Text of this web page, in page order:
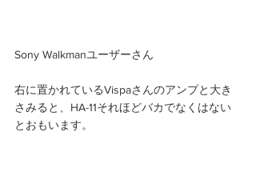
Sony Walkmanユーザーさん
右に置かれているVispaさんのアンプと大き
さみると、HA-11それほどバカでなくはない
とおもいます。